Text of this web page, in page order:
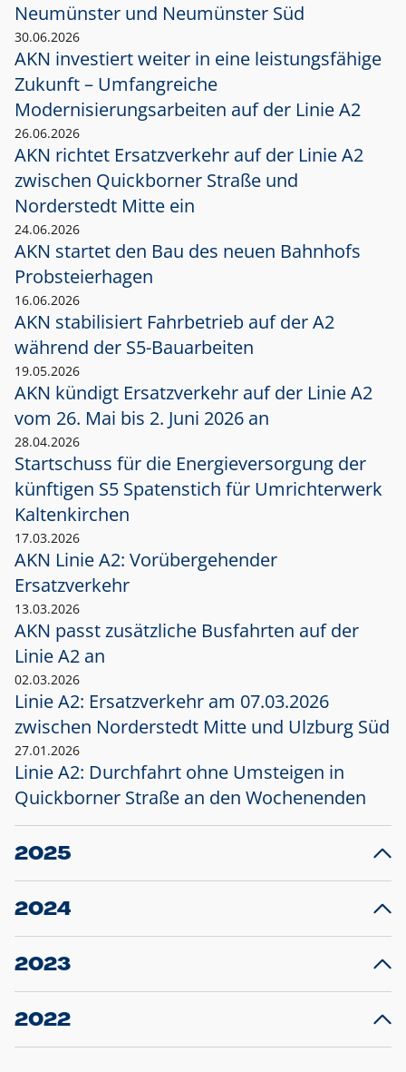
Neumünster und Neumünster Süd
30.06.2026
AKN investiert weiter in eine leistungsfähige
Zukunft – Umfangreiche
Modernisierungsarbeiten auf der Linie A2
26.06.2026
AKN richtet Ersatzverkehr auf der Linie A2
zwischen Quickborner Straße und
Norderstedt Mitte ein
24.06.2026
AKN startet den Bau des neuen Bahnhofs
Probsteierhagen
16.06.2026
AKN stabilisiert Fahrbetrieb auf der A2
während der S5-Bauarbeiten
19.05.2026
AKN kündigt Ersatzverkehr auf der Linie A2
vom 26. Mai bis 2. Juni 2026 an
28.04.2026
Startschuss für die Energieversorgung der
künftigen S5 Spatenstich für Umrichterwerk
Kaltenkirchen
17.03.2026
AKN Linie A2: Vorübergehender
Ersatzverkehr
13.03.2026
AKN passt zusätzliche Busfahrten auf der
Linie A2 an
02.03.2026
Linie A2: Ersatzverkehr am 07.03.2026
zwischen Norderstedt Mitte und Ulzburg Süd
27.01.2026
Linie A2: Durchfahrt ohne Umsteigen in
Quickborner Straße an den Wochenenden
2025
23.12.2025
Projekt S5: Start der Bauarbeiten am
2024
10.12.2024
Großprojekt S5: Sperrung der Bahnstraße in
2023
20.12.2023
Schleswig-Holstein verlängert den
2022
22.12.2022